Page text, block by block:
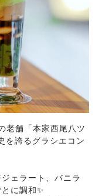
老舗「本家西尾八ツ
を誇るグラシエコン
ェラート、バニラ
に調和✨